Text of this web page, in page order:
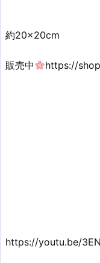
約20×20cm
販売中 https://
https://youtu.be/